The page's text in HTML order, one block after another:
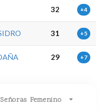
32 +4
31 +5
29 +7
Femenino